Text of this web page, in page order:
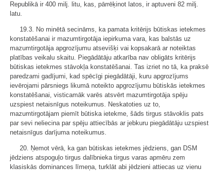
Republikā ir 400 milj. litu, kas, pārrēķinot latos, ir aptuveni 82 milj.
latu.
19.3. No minētā secināms, ka pamata kritērijs būtiskas ietekmes
konstatēšanai ir mazumtirgotāja iepirkuma vara, kas balstās uz
mazumtirgotāja apgrozījumu atsevišķi vai kopsakarā ar noteiktas
platības veikalu skaitu. Piegādātāju atkarība nav obligāts kritērijs
būtiskas ietekmes stāvokļa konstatēšanai. Tas izriet no tā, ka praksē
paredzami gadījumi, kad spēcīgi piegādātāji, kuru apgrozījums
ievērojami pārsniegs likumā noteikto apgrozījumu būtiskās ietekmes
konstatēšanai, visticamāk varēs atsvērt mazumtirgotāja spēju
uzspiest netaisnīgus noteikumus. Neskatoties uz to,
mazumtirgotājam piemīt būtiska ietekme, šāds tirgus stāvoklis pats
par sevi neliecina par spēju attiecībās ar jebkuru piegādātāju uzspiest
netaisnīgus darījuma noteikumus.
20. Ņemot vērā, ka gan būtiskas ietekmes jēdziens, gan DSM
jēdziens atspoguļo tirgus dalībnieka tirgus varas apmēru zem
klasiskās dominances līmeņa, turklāt abi jēdzieni attiecas uz vienu